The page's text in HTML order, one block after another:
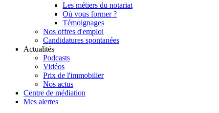
Les métiers du notariat
Où vous former ?
Témoignages
Nos offres d'emploi
Candidatures spontanées
Actualités
Podcasts
Vidéos
Prix de l'immobilier
Nos actus
Centre de médiation
Mes alertes